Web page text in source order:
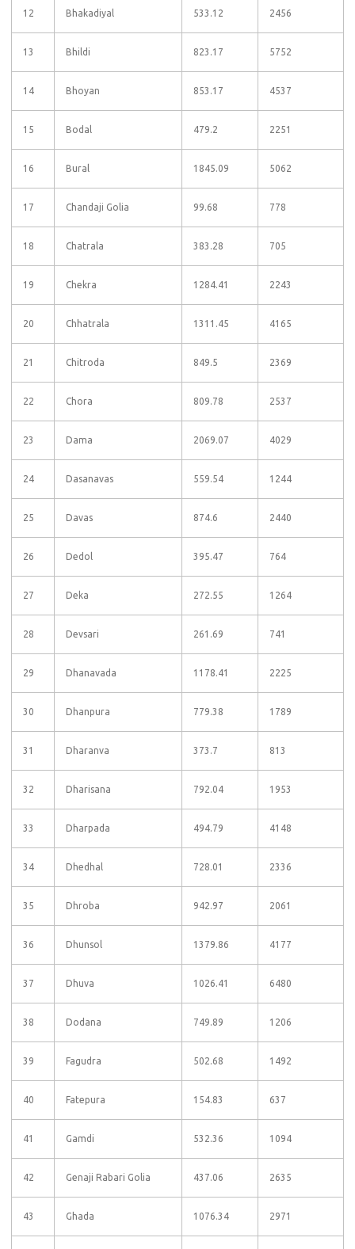
12 Bhakadiyal 533.12 2456
13 Bhildi 823.17 5752
14 Bhoyan 853.17 4537
15 Bodal 479.2 2251
16 Bural 1845.09 5062
17 Chandaji Golia 99.68 778
18 Chatrala 383.28 705
19 Chekra 1284.41 2243
20 Chhatrala 1311.45 4165
21 Chitroda 849.5 2369
22 Chora 809.78 2537
23 Dama 2069.07 4029
24 Dasanavas 559.54 1244
25 Davas 874.6 2440
26 Dedol 395.47 764
27 Deka 272.55 1264
28 Devsari 261.69 741
29 Dhanavada 1178.41 2225
30 Dhanpura 779.38 1789
31 Dharanva 373.7 813
32 Dharisana 792.04 1953
33 Dharpada 494.79 4148
34 Dhedhal 728.01 2336
35 Dhroba 942.97 2061
36 Dhunsol 1379.86 4177
37 Dhuva 1026.41 6480
38 Dodana 749.89 1206
39 Fagudra 502.68 1492
40 Fatepura 154.83 637
41 Gamdi 532.36 1094
42 Genaji Rabari Golia 437.06 2635
43 Ghada 1076.34 2971